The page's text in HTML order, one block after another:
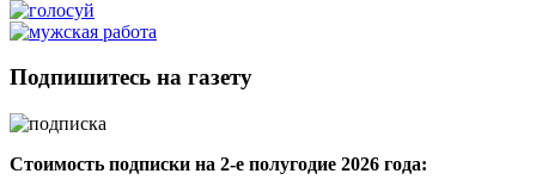
Подпишитесь на газету
Стоимость подписки на 2-е полугодие 2026 года: